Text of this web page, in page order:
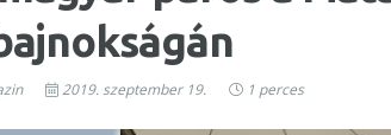
2019. szeptember 19. 1 perces